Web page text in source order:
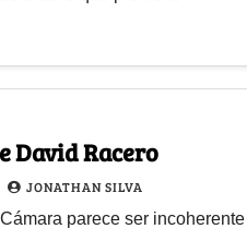
David Racero
JONATHAN SILVA
parece ser incoherente